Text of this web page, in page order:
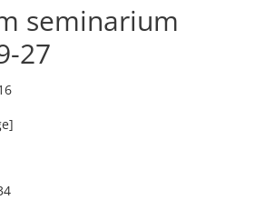
seminarium
27